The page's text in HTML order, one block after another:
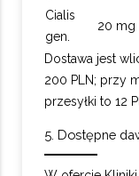
Cialis
gen.
20 mg
Dostawa jest
200 PLN; przy
przesyłki to 12
5. Dostępne